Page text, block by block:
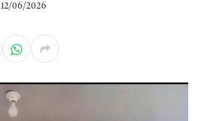
12/06/2026